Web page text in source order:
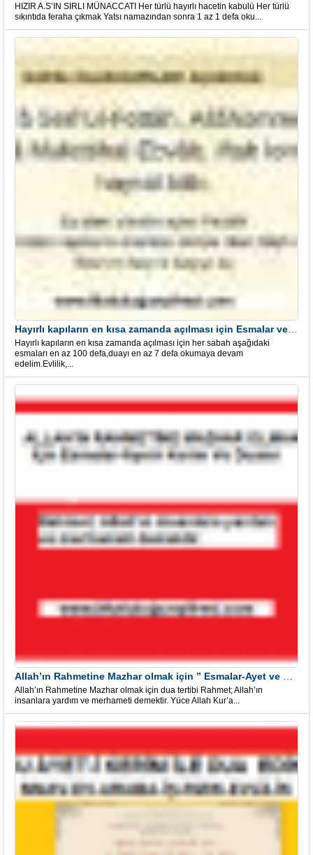
HIZIR A.S’IN SIRLI MÜNACCATI Her türlü hayırlı hacetin kabulü Her türlü
sıkıntıda feraha çıkmak Yatsı namazından sonra 1 az 1 defa oku...
Hayırlı kapıların en kısa zamanda açılması için her sabah aşağıdaki
esmaları en az 100 defa,duayı en az 7 defa okumaya devam
edelim.Evlilik,...
Allah’ın Rahmetine Mazhar olmak için dua tertibi Rahmet; Allah’ın
insanlara yardım ve merhameti demektir. Yüce Allah Kur’a...